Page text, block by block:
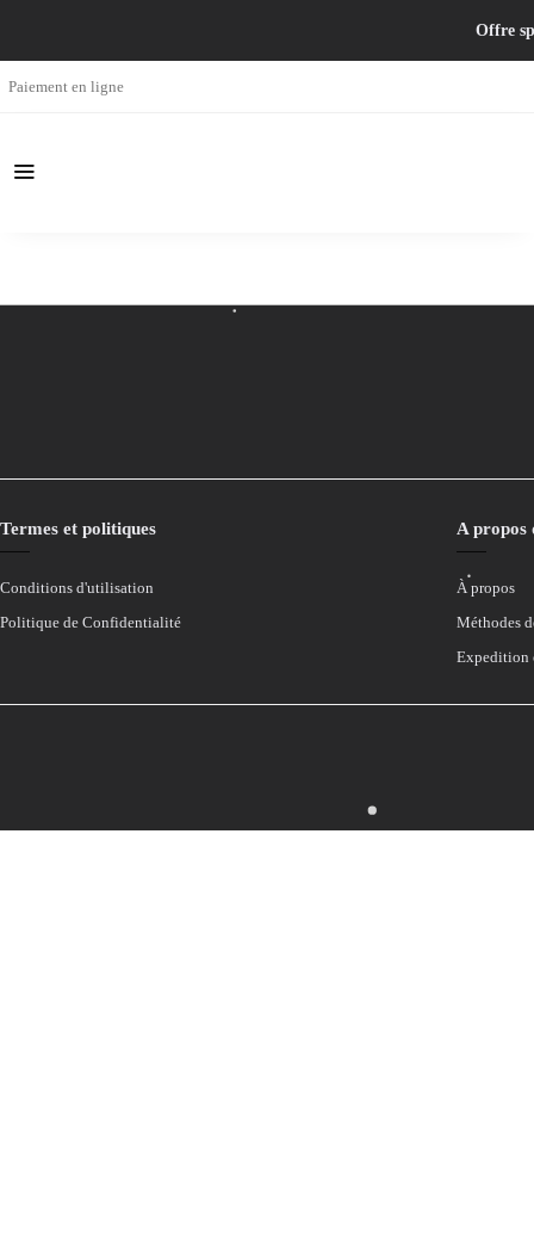
Offre
Paiement en ligne
Termes et politiques
Conditions d'utilisation
Politique de Confidentialité
A propos
À propos
Méthodes
Expedition